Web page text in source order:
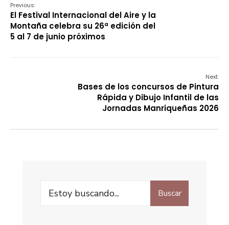
Previous:
El Festival Internacional del Aire y la
Montaña celebra su 26ª edición del
5 al 7 de junio próximos
Next:
Bases de los concursos de Pintura
Rápida y Dibujo Infantil de las
Jornadas Manriqueñas 2026
Buscar